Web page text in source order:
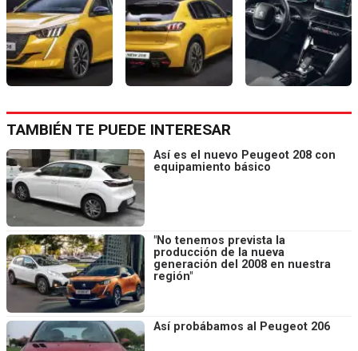
TAMBIÉN TE PUEDE INTERESAR
Así es el nuevo Peugeot 208 con
equipamiento básico
"No tenemos prevista la
producción de la nueva
generación del 2008 en nuestra
región"
Así probábamos al Peugeot 206